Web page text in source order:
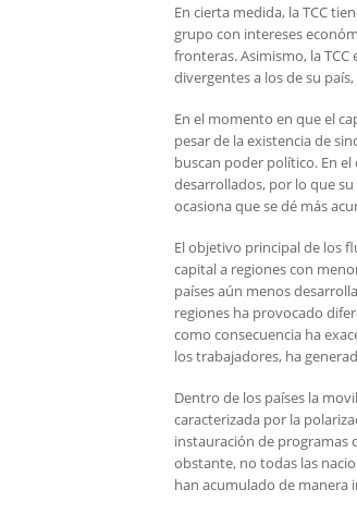
En cierta medida, la TCC
grupo con intereses
fronteras. Asimismo, la
divergentes a los de su
En el momento en que el
pesar de la existencia de
buscan poder político. En
desarrollados, por lo que
ocasiona que se dé más
El objetivo principal de los
capital a regiones con
países aún menos
regiones ha provocado
como consecuencia ha
los trabajadores, ha
Dentro de los países la
caracterizada por la
instauración de programas
obstante, no todas las
han acumulado de manera